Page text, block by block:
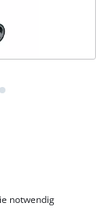
notwendig